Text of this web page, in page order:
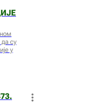
су
у